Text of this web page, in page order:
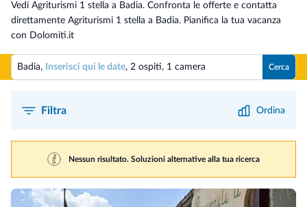
Vedi Agriturismi 1 stella a Badia. Confronta le offerte e contatta
direttamente Agriturismi 1 stella a Badia. Pianifica la tua vacanza
con Dolomiti.it
Badia, Inserisci qui le date, 2 ospiti, 1 camera Cerca
Filtra Ordina
Nessun risultato. Soluzioni alternative alla tua ricerca